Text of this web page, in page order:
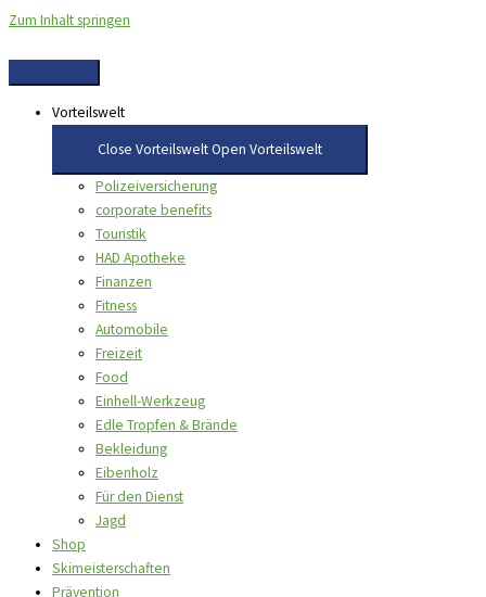
Zum Inhalt springen
Vorteilswelt
Close VorteilsweltOpen Vorteilswelt
Polizeiversicherung
corporate benefits
Touristik
HAD Apotheke
Finanzen
Fitness
Automobile
Freizeit
Food
Einhell-Werkzeug
Edle Tropfen & Brände
Bekleidung
Eibenholz
Für den Dienst
Jagd
Shop
Skimeisterschaften
Prävention